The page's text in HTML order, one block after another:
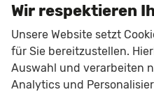
Herstellerpaket
Scheiben, Verglasung
Schiebetür
Schiebetür links,
Wir respektieren
Unsere Website setzt
für Sie bereitzustellen.
Auswahl und verarbeiten
Analytics und